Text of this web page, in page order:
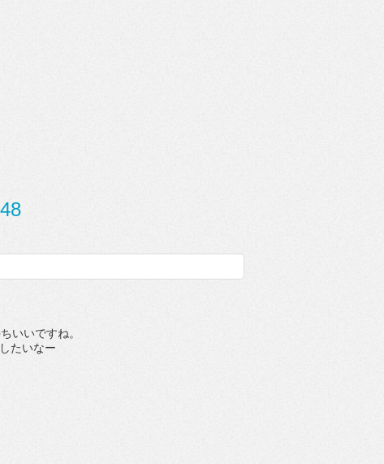
いいですね。
たいなー